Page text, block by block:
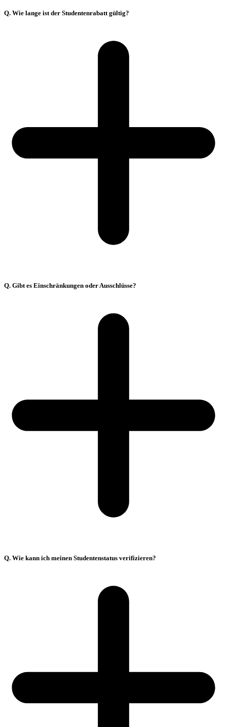
Q. Wie lange ist der Studentenrabatt gültig?
Q. Gibt es Einschränkungen oder Ausschlüsse?
Q. Wie kann ich meinen Studentenstatus verifizieren?